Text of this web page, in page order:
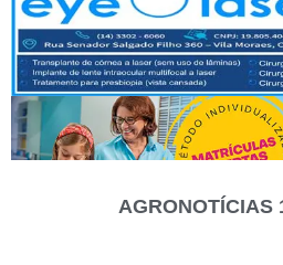
AGRONOTÍCIAS